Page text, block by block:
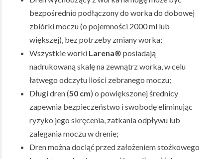
bezpośrednio podłączony do worka do dobowej
zbiórki moczu (o pojemności 2000 ml lub
większej), bez potrzeby zmiany worka;
Wszystkie worki Larena® posiadają
nadrukowaną skalę na zewnątrz worka, w celu
łatwego odczytu ilości zebranego moczu;
Długi dren (50 cm) o powiększonej średnicy
zapewnia bezpieczeństwo i swobodę eliminując
ryzyko jego skręcenia, zatkania odpływu lub
zalegania moczu w drenie;
Dren można dociąć przed założeniem stożkowego